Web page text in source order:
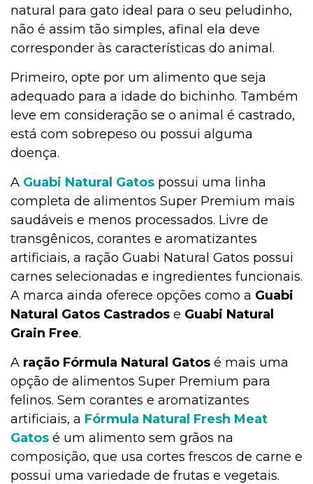
natural para gato ideal para o seu peludinho,
não é assim tão simples, afinal ela deve
corresponder às características do animal.
Primeiro, opte por um alimento que seja
adequado para a idade do bichinho. Também
leve em consideração se o animal é castrado,
está com sobrepeso ou possui alguma
doença.
A Guabi Natural Gatos possui uma linha
completa de alimentos Super Premium mais
saudáveis e menos processados. Livre de
transgênicos, corantes e aromatizantes
artificiais, a ração Guabi Natural Gatos possui
carnes selecionadas e ingredientes funcionais.
A marca ainda oferece opções como a Guabi
Natural Gatos Castrados e Guabi Natural
Grain Free.
A ração Fórmula Natural Gatos é mais uma
opção de alimentos Super Premium para
felinos. Sem corantes e aromatizantes
artificiais, a Fórmula Natural Fresh Meat
Gatos é um alimento sem grãos na
composição, que usa cortes frescos de carne e
possui uma variedade de frutas e vegetais.